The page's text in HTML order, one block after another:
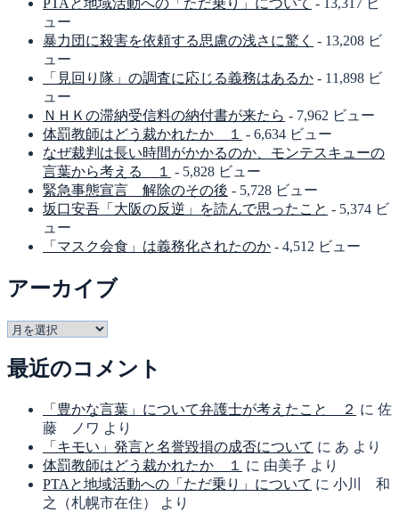
ュー
暴力団に殺害を依頼する思慮の浅さに驚く - 13,208 ビ
ュー
「見回り隊」の調査に応じる義務はあるか - 11,898 ビ
ュー
ＮＨＫの滞納受信料の納付書が来たら - 7,962 ビュー
体罰教師はどう裁かれたか １
- 6,634 ビュー
なぜ裁判は長い時間がかかるのか、モンテスキューの
言葉から考える １
- 5,828 ビュー
緊急事態宣言 解除のその後 - 5,728 ビュー
坂口安吾「大阪の反逆」を読んで思ったこと - 5,374 ビ
ュー
「マスク会食」は義務化されたのか - 4,512 ビュー
アーカイブ
ア
カ
最近のコメント
「豊かな言葉」について弁護士が考えたこと ２ に 佐
藤 ノワ より
「キモい」発言と名誉毀損の成否について に あ より
体罰教師はどう裁かれたか １
に 由美子 より
PTAと地域活動への「ただ乗り」について に 小川 和
之（札幌市在住）
より